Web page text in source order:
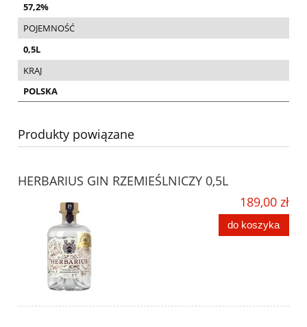
57,2%
POJEMNOŚĆ
0,5L
KRAJ
POLSKA
Produkty powiązane
HERBARIUS GIN RZEMIEŚLNICZY 0,5L
189,00 zł
do koszyka